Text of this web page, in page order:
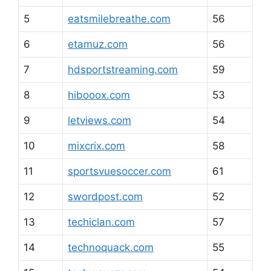
5 eatsmilebreathe.com 56
6 etamuz.com 56
7 hdsportstreaming.com 59
8 hibooox.com 53
9 letviews.com 54
10 mixcrix.com 58
11 sportsvuesoccer.com 61
12 swordpost.com 52
13 techiclan.com 57
14 technoquack.com 55